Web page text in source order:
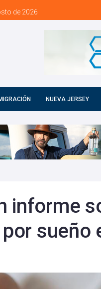
de 2026
NUEVA JERSEY
informe
sueño